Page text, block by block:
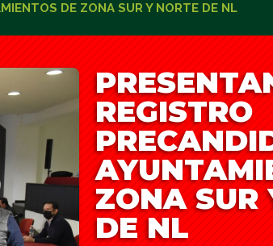
DE ZONA SUR Y NORTE DE NL
REGISTRO
ZONA SUR
DE NL